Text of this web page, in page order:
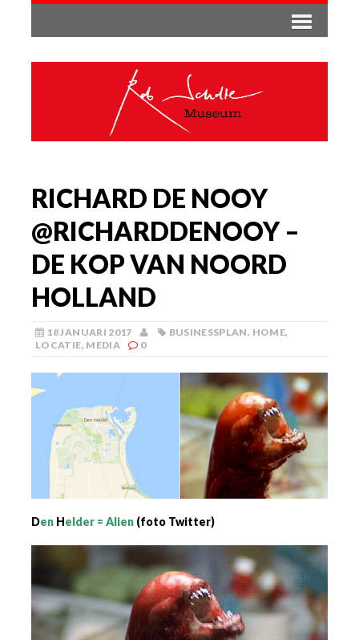
RICHARD DE NOOY
DE KOP VAN NOORD
HOLLAND
18 JANUARI 2017 BUSINESSPLAN, HOME,
LOCATIE, MEDIA 0
Den Helder = Alien (foto Twitter)